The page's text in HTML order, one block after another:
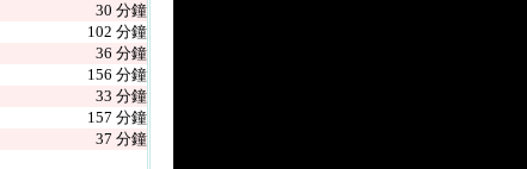
30 分鐘
102 分鐘
36 分鐘
156 分鐘
33 分鐘
157 分鐘
37 分鐘